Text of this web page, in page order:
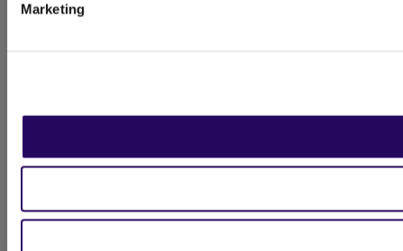
Marketing